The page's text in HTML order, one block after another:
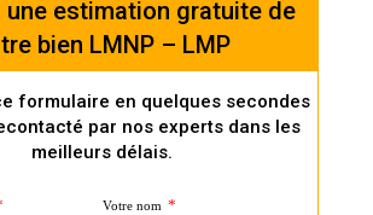
une estimation gratuite de
bien LMNP – LMP
formulaire en quelques secondes
par nos experts dans les
meilleurs délais.